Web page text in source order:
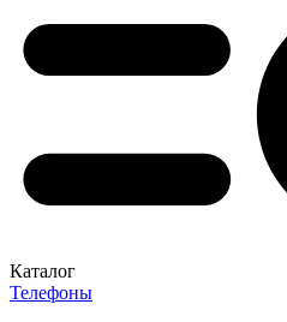
Каталог
Телефоны